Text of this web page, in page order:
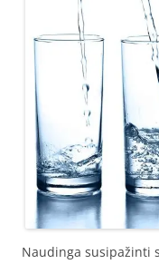
Naudinga susipažinti